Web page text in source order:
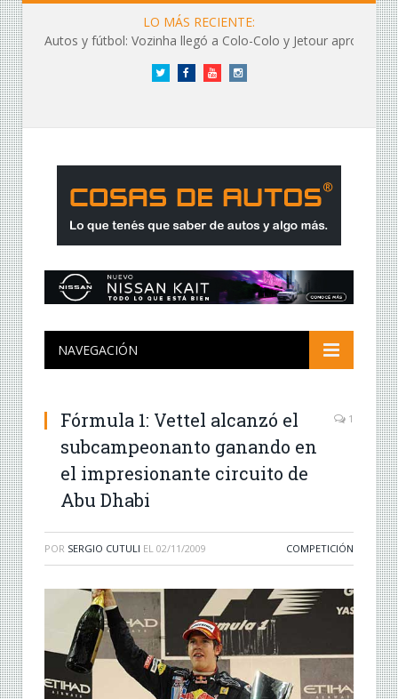
LO MÁS RECIENTE:
Autos y fútbol: Vozinha llegó a Colo-Colo y Jetour aprovechó los flashes
Twitter FacebookYouTubeInstagram
NAVEGACIÓN
Fórmula 1: Vettel alcanzó el
subcampeonanto ganando en
el impresionante circuito de
Abu Dhabi
1
POR SERGIO CUTULI EL 02/11/2009 COMPETICIÓN